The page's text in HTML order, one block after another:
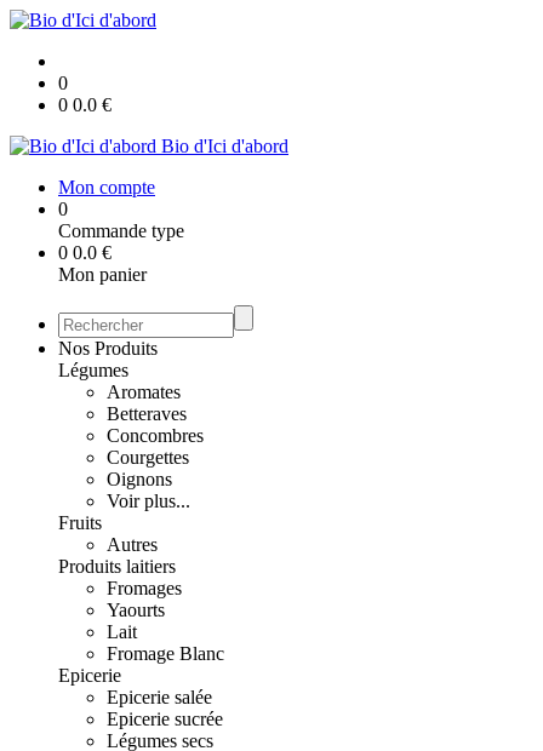
0
0 0.0 €
Bio d'Ici d'abord
Mon compte
0
Commande type
0 0.0 €
Mon panier
Nos Produits
Légumes
Aromates
Betteraves
Concombres
Courgettes
Oignons
Voir plus...
Fruits
Autres
Produits laitiers
Fromages
Yaourts
Lait
Fromage Blanc
Epicerie
Epicerie salée
Epicerie sucrée
Légumes secs